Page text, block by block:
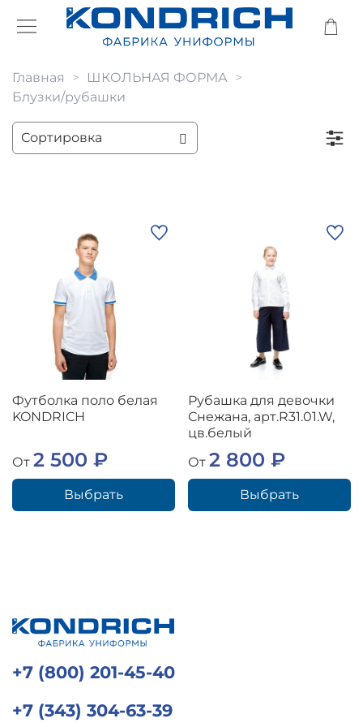
Главная
ШКОЛЬНАЯ ФОРМА
Блузки/рубашки
Футболка поло белая
KONDRICH
От 2 500 ₽
Выбрать
Рубашка для девочки
Снежана, арт.R31.01.W,
цв.белый
От 2 800 ₽
Выбрать
+7 (800) 201-45-40
+7 (343) 304-63-39